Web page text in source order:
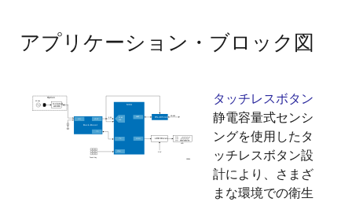
アプリケーション・ブロック図
タッチレスボタン
静電容量式センシ
ングを使用したタ
ッチレスボタン設
計により、さまざ
まな環境での衛生